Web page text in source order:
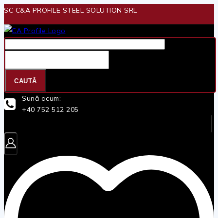
Skip
to
content
SC C&A PROFILE STEEL SOLUTION SRL
pentru:
CAUTĂ
Sună acum:
+40 752 512 205